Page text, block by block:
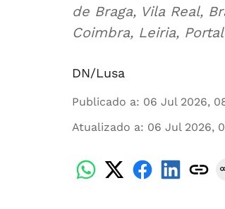
de Braga, Vila Real,
Coimbra, Leiria,
DN/Lusa
Publicado a: 06 Jul 2026,
Atualizado a: 06 Jul 2026,